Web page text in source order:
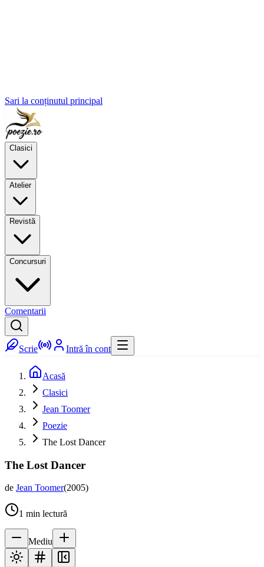
Sari la conținutul principal
Clasici
Atelier
Revistă
Concursuri
Comentarii
Scrie Intră în cont
Acasă
Clasici
Jean Toomer
Poezie
The Lost Dancer
The Lost Dancer
de Jean Toomer(2005)
1 min lectură
Mediu